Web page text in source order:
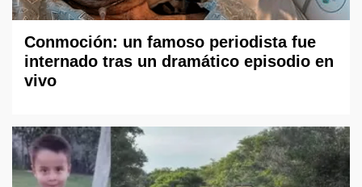
Conmoción: un famoso periodista fue
internado tras un dramático episodio en
vivo